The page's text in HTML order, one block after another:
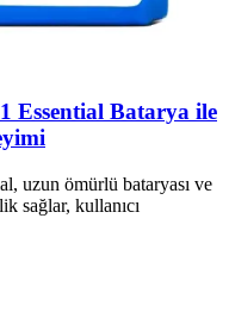
Essential Batarya ile
uzun ömürlü bataryası ve
sağlar, kullanıcı